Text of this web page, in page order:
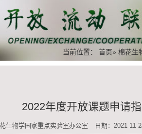
当前位置： 首页» 棉花生
2022年度开放课题申请
生物学国家重点实验室办公室 日期：2021-11-